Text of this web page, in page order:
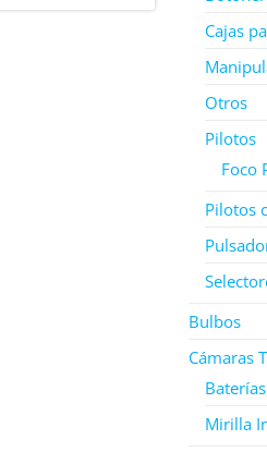
Cajas
Otros
Pilotos
Foco
Pilotos
Bulbos
Cámaras
Mirilla